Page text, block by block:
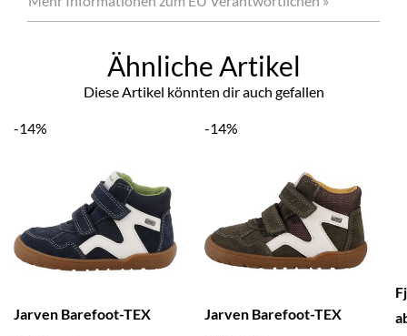
Ähnliche Artikel
Diese Artikel könnten dir auch gefallen
-14%
Jarven Barefoot-TEX
-14%
Jarven Barefoot-TEX